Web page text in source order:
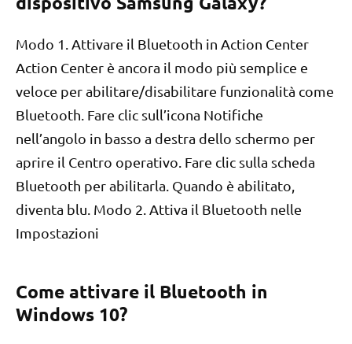
Modo 1. Attivare il Bluetooth in Action Center
Action Center è ancora il modo più semplice e
veloce per abilitare/disabilitare funzionalità come
Bluetooth. Fare clic sull’icona Notifiche
nell’angolo in basso a destra dello schermo per
aprire il Centro operativo. Fare clic sulla scheda
Bluetooth per abilitarla. Quando è abilitato,
diventa blu. Modo 2. Attiva il Bluetooth nelle
Impostazioni
Come attivare il Bluetooth in
Windows 10?